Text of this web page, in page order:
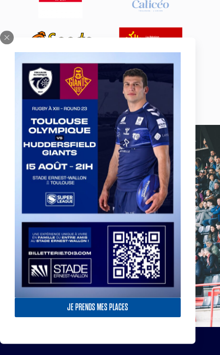
JE PRENDS MES PLACES
Actualités, nouveautés,
billetterie, remises
exceptionnelles dans la
boutique officielles & chez
nos partenaires… Inscrivez-
vous maintenant
SOUSCRIRE